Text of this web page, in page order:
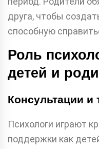
друга, чтобы
способную
Роль
детей и
Консультации и
Психологи играют
поддержки как